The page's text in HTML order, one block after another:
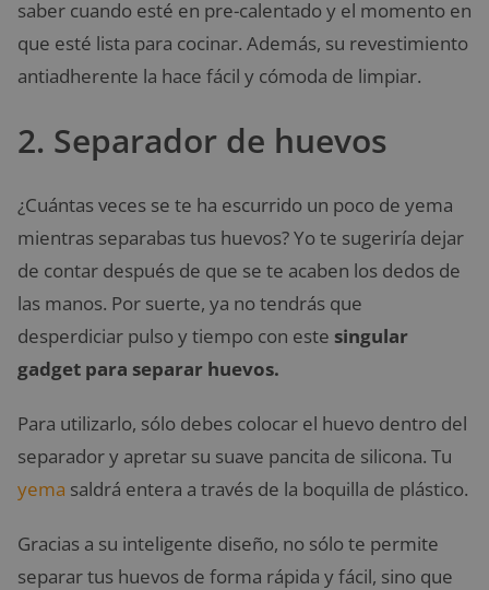
saber cuando esté en pre-calentado y el momento en
que esté lista para cocinar. Además, su revestimiento
antiadherente la hace fácil y cómoda de limpiar.
2. Separador de huevos
¿Cuántas veces se te ha escurrido un poco de yema
mientras separabas tus huevos? Yo te sugeriría dejar
de contar después de que se te acaben los dedos de
las manos. Por suerte, ya no tendrás que
desperdiciar pulso y tiempo con este singular
gadget para separar huevos.
Para utilizarlo, sólo debes colocar el huevo dentro del
separador y apretar su suave pancita de silicona. Tu
yema saldrá entera a través de la boquilla de plástico.
Gracias a su inteligente diseño, no sólo te permite
separar tus huevos de forma rápida y fácil, sino que